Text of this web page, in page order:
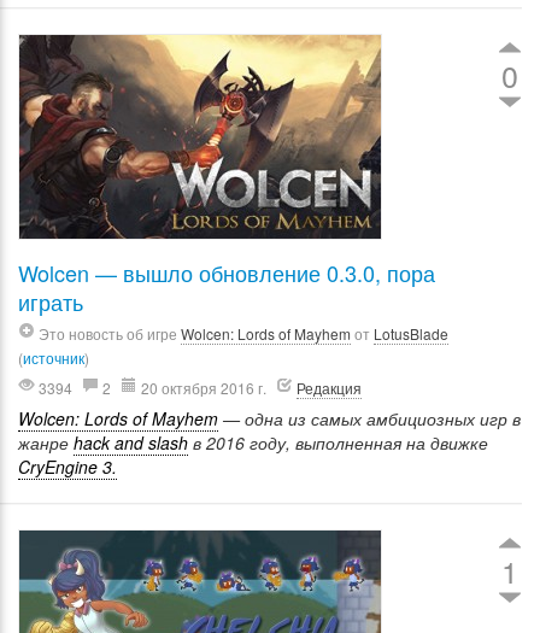
0
Wolcen — вышло обновление 0.3.0, пора
играть
Это новость об игре Wolcen: Lords of Mayhem от LotusBlade
(источник)
3394
2 20 октября 2016 г. Редакция
Wolcen: Lords of Mayhem — одна из самых амбициозных игр в
жанре hack and slash в 2016 году, выполненная на движке
CryEngine 3.
1